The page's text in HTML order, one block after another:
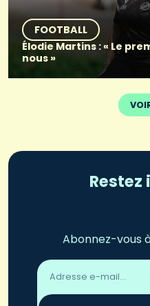
FOOTBALL
Élodie Martins : « Le
nous »
Abonnez-vous
Adresse
email